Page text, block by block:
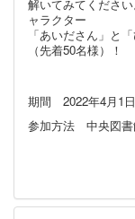
解いてみてくださ
ャラクター
「あいださん」と
（先着50名様）！
期間 2022年4月1日
参加方法 中央図書